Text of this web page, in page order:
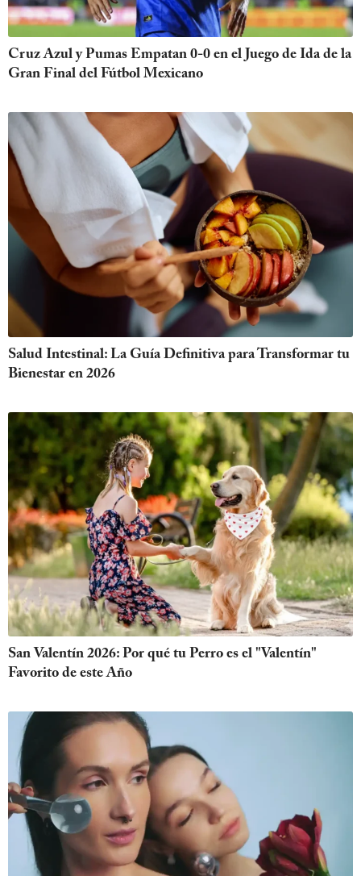
Cruz Azul y Pumas Empatan 0-0 en el Juego de Ida de la
Gran Final del Fútbol Mexicano
Salud Intestinal: La Guía Definitiva para Transformar tu
Bienestar en 2026
San Valentín 2026: Por qué tu Perro es el "Valentín"
Favorito de este Año